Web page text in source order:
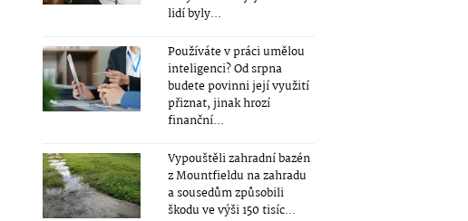
lidí byly...
Používáte v práci umělou
inteligenci? Od srpna
budete povinni její využití
přiznat, jinak hrozí
finanční...
Vypouštěli zahradní bazén
z Mountfieldu na zahradu
a sousedům způsobili
škodu ve výši 150 tisíc...